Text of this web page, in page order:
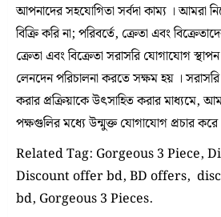
আপনাদের সহযোগিতা সর্বদা কাম্য । আমরা
বিক্রি করি না; পরিবর্তে, ক্রেতা এবং
ক্রেতা এবং বিক্রেতা সরাসরি যোগাযোগ
লেনদেন পরিচালনা করতে সক্ষম হয় ।
করার প্রক্রিয়াকে উৎসাহিত করার মাধ্যমে,
পক্ষগুলির মধ্যে উন্মুক্ত যোগাযোগ প্রচার করে
Related Tag: Gorgeous 3 Piece,
Discount offer bd, BD offers,
bd, Gorgeous 3 Pieces.